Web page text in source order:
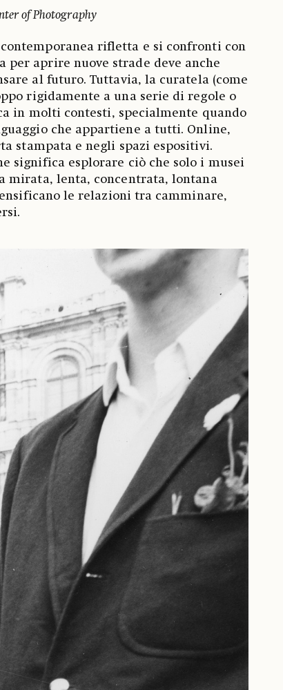
of Photography
rifletta e si confronti con
per aprire nuove strade deve anche
al futuro. Tuttavia, la curatela (come
rigidamente a una serie di regole o
in molti contesti, specialmente quando
che appartiene a tutti. Online,
stampata e negli spazi espositivi.
significa esplorare ciò che solo i musei
mirata, lenta, concentrata, lontana
le relazioni tra camminare,